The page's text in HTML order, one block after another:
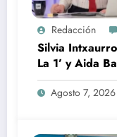
Redacción
Silvia
La 1’ y Aida
360’
Agosto 7, 2026